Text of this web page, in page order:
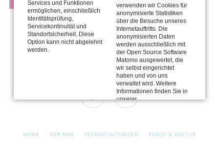
HOME DER MKK VERANSTALTUNGEN KUNST & KULTUR
Services und Funktionen
ermöglichen, einschließlich
Identitätsprüfung,
Servicekontinuität und
Standortsicherheit. Diese
Option kann nicht abgelehnt
werden.
verwenden wir Cookies für
anonymisierte Statistiken
über die Besuche unseres
Internetauftritts. Die
anonymisierten Daten
werden ausschließlich mit
der Open Source Software
Matomo ausgewertet, die
wir selbst eingerichtet
haben und von uns
verwaltet wird. Weitere
Informationen finden Sie in
unserer
Drittanbieter-Inhalte